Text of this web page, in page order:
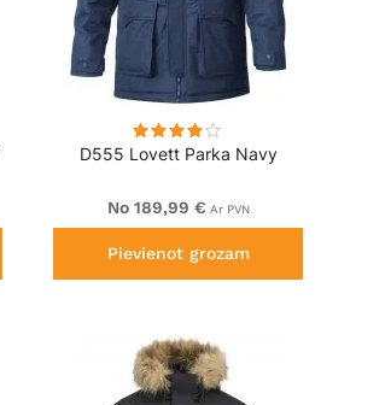
D555 Lovett Parka Navy
No 189,99 € Ar PVN
Pievienot grozam